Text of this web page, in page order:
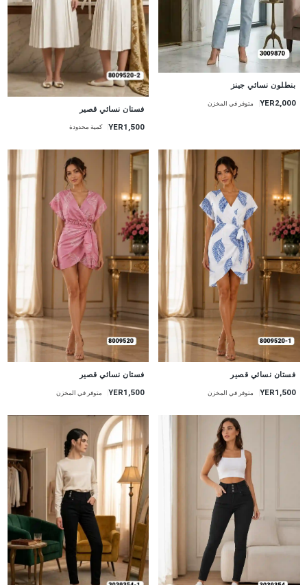
جديد
بنطلون نسائي جينز
YER2,000 متوفر في المخزن
فستان نسائي قصير
YER1,500 كمية محدودة
جديد
فستان نسائي قصير
YER1,500 متوفر في المخزن
جديد
فستان نسائي قصير
YER1,500 متوفر في المخزن